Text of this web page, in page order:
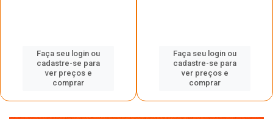
Faça seu login ou
cadastre-se para
ver preços e
comprar
Faça seu login ou
cadastre-se para
ver preços e
comprar